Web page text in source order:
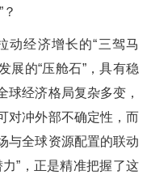
经济增长的“三驾马
展的“压舱石”，具有稳
球经济格局复杂多变，
对冲外部不确定性，而
与全球资源配置的联动
”，正是精准把握了这